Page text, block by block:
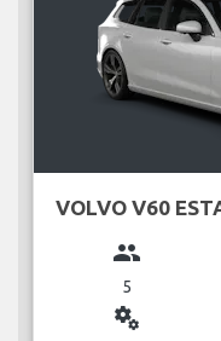
VOLVO V60
group
5
miscellaneous_services